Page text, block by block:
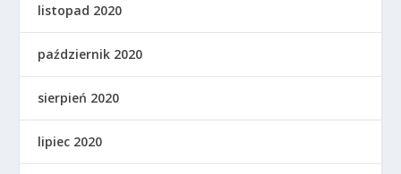
listopad 2020
październik 2020
sierpień 2020
lipiec 2020